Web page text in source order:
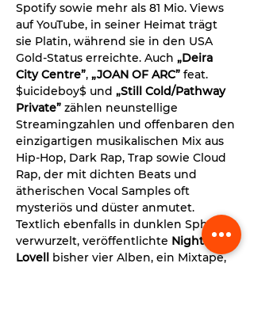
Spotify sowie mehr als 81 Mio. Views
auf YouTube, in seiner Heimat trägt
sie Platin, während sie in den USA
Gold-Status erreichte. Auch „Deira
City Centre”, „JOAN OF ARC” feat.
$uicideboy$ und „Still Cold/Pathway
Private” zählen neunstellige
Streamingzahlen und offenbaren den
einzigartigen musikalischen Mix aus
Hip-Hop, Dark Rap, Trap sowie Cloud
Rap, der mit dichten Beats und
ätherischen Vocal Samples oft
mysteriös und düster anmutet.
Textlich ebenfalls in dunklen Sphären
verwurzelt, veröffentlichte Night
Lovell bisher vier Alben, ein Mixtape,